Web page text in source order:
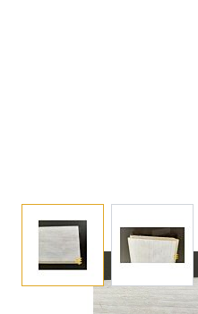
Deze vuren vloerdelen